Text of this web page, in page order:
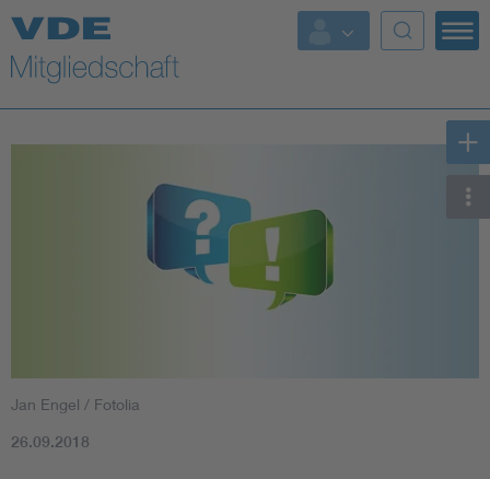
Top Themen
Fokusthemen
AI & Digital Trust
Jan Engel / Fotolia
26.09.2018